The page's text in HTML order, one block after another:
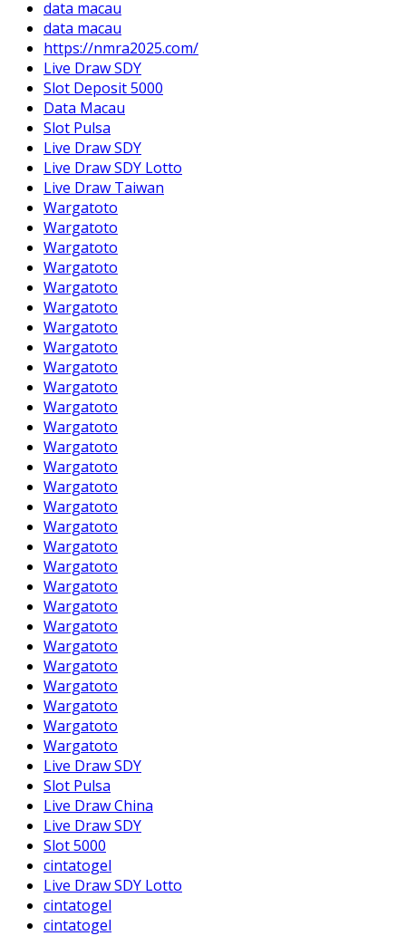
data macau
data macau
https://nmra2025.com/
Live Draw SDY
Slot Deposit 5000
Data Macau
Slot Pulsa
Live Draw SDY
Live Draw SDY Lotto
Live Draw Taiwan
Wargatoto
Wargatoto
Wargatoto
Wargatoto
Wargatoto
Wargatoto
Wargatoto
Wargatoto
Wargatoto
Wargatoto
Wargatoto
Wargatoto
Wargatoto
Wargatoto
Wargatoto
Wargatoto
Wargatoto
Wargatoto
Wargatoto
Wargatoto
Wargatoto
Wargatoto
Wargatoto
Wargatoto
Wargatoto
Wargatoto
Wargatoto
Wargatoto
Live Draw SDY
Slot Pulsa
Live Draw China
Live Draw SDY
Slot 5000
cintatogel
Live Draw SDY Lotto
cintatogel
cintatogel